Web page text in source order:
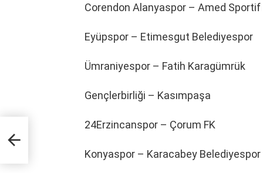
Corendon Alanyaspor – Amed
Eyüpspor – Etimesgut Belediyespor
Ümraniyespor – Fatih Karagümrük
Gençlerbirliği – Kasımpaşa
24Erzincanspor – Çorum FK
Konyaspor – Karacabey Belediyespor